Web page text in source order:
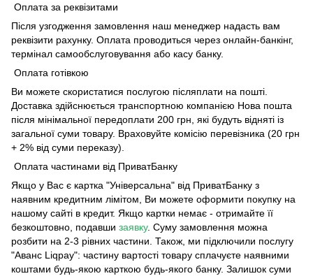
Оплата за реквізитами
Після узгодження замовлення наш менеджер надасть вам
реквізити рахунку. Оплата проводиться через онлайн-банкінг,
термінал самообслуговування або касу банку.
Оплата готівкою
Ви можете скористатися послугою післяплати на пошті.
Доставка здійснюється транспортною компанією Нова пошта
після мінімальної передоплати 200 грн, які будуть відняті із
загальної суми товару. Враховуйте комісію перевізника (20 грн
+ 2% від суми переказу).
Оплата частинами від ПриватБанку
Якщо у Вас є картка "Універсальна" від ПриватБанку з
наявним кредитним лімітом, Ви можете оформити покупку на
нашому сайті в кредит. Якщо картки немає - отримайте її
безкоштовно, подавши заявку. Суму замовлення можна
розбити на 2-3 рівних частини. Також, ми підключили послугу
"Аванс Liqpay": частину вартості товару сплачуєте наявними
коштами будь-якою карткою будь-якого банку. Залишок суми